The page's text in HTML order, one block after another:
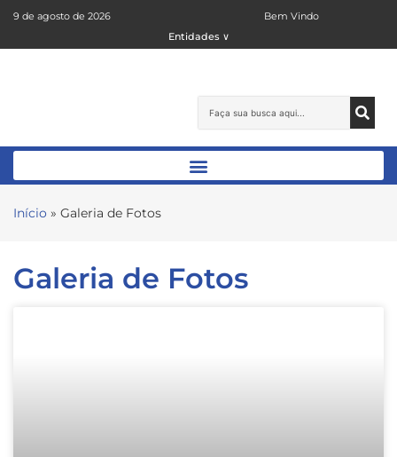
9 de agosto de 2026
Bem Vindo
Entidades ∨
Início » Galeria de Fotos
Galeria de Fotos